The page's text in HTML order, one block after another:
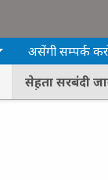
सेह़ता सरबंदी
असेंगी सम्‍पर्क